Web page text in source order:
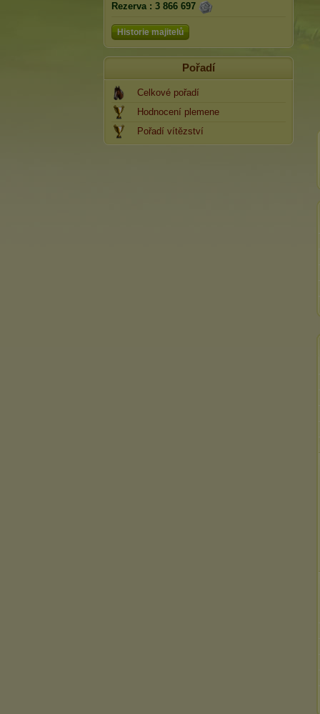
Rezerva : 3 866 697
Historie majitelů
Pořadí
Celkové pořadí
Hodnocení plemene
Pořadí vítězství